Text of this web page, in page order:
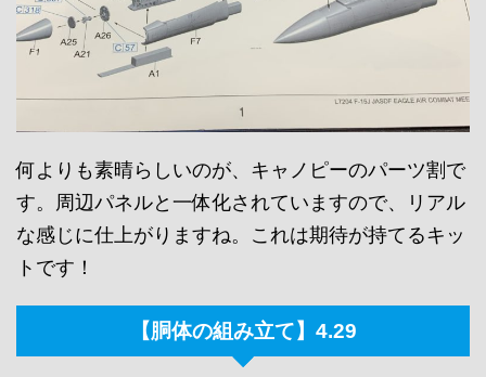
何よりも素晴らしいのが、キャノピーのパーツ割で
す。周辺パネルと一体化されていますので、リアル
な感じに仕上がりますね。これは期待が持てるキッ
トです！
【胴体の組み立て】4.29